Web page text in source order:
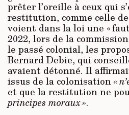
prêter l’oreille à ceux qui
restitution, comme celle
voient dans la loi une «
2022, lors de la
le passé colonial, les
Bernard Debie, qui
avaient détonné. Il
issus de la colonisation«
et que la restitution ne
principes moraux ».